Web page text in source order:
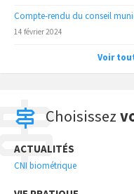
Compte-rendu du conseil
14 février 2024
Voir
Choisissez
ACTUALITÉS
CNI biométrique